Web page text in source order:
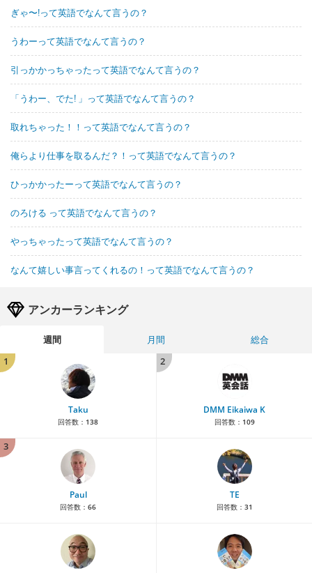
ぎゃ〜!って英語でなんて言うの？
うわーって英語でなんて言うの？
引っかかっちゃったって英語でなんて言うの？
「うわー、でた! 」って英語でなんて言うの？
取れちゃった！！って英語でなんて言うの？
俺らより仕事を取るんだ？！って英語でなんて言うの？
ひっかかったーって英語でなんて言うの？
のろける って英語でなんて言うの？
やっちゃったって英語でなんて言うの？
なんて嬉しい事言ってくれるの！って英語でなんて言うの？
アンカーランキング
週間 月間
総合
1
Taku
回答数： 138
2
DMM Eikaiwa K
回答数： 109
3
Paul
回答数： 66
TE
回答数： 31